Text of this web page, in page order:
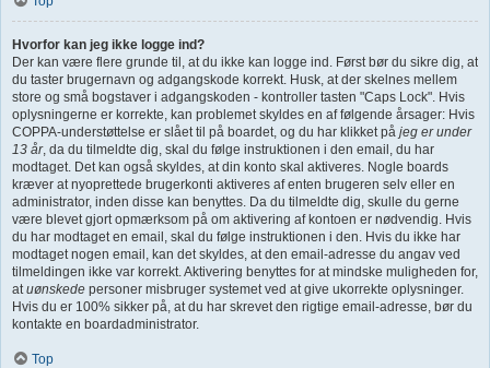
Hvorfor kan jeg ikke logge ind?
Der kan være flere grunde til, at du ikke kan logge ind. Først bør du sikre dig, at
du taster brugernavn og adgangskode korrekt. Husk, at der skelnes mellem
store og små bogstaver i adgangskoden - kontroller tasten "Caps Lock". Hvis
oplysningerne er korrekte, kan problemet skyldes en af følgende årsager: Hvis
COPPA-understøttelse er slået til på boardet, og du har klikket på jeg er under
13 år, da du tilmeldte dig, skal du følge instruktionen i den email, du har
modtaget. Det kan også skyldes, at din konto skal aktiveres. Nogle boards
kræver at nyoprettede brugerkonti aktiveres af enten brugeren selv eller en
administrator, inden disse kan benyttes. Da du tilmeldte dig, skulle du gerne
være blevet gjort opmærksom på om aktivering af kontoen er nødvendig. Hvis
du har modtaget en email, skal du følge instruktionen i den. Hvis du ikke har
modtaget nogen email, kan det skyldes, at den email-adresse du angav ved
tilmeldingen ikke var korrekt. Aktivering benyttes for at mindske muligheden for,
atuønskede personer misbruger systemet ved at give ukorrekte oplysninger.
Hvis du er 100% sikker på, at du har skrevet den rigtige email-adresse, bør du
kontakte en boardadministrator.
Top